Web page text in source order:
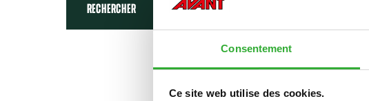
Consentement
Ce site web utilise des cookies.
RECHERCHER